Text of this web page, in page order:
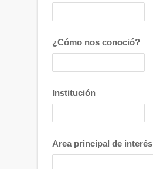
¿Cómo nos conoció?
Institución
Area principal de interés